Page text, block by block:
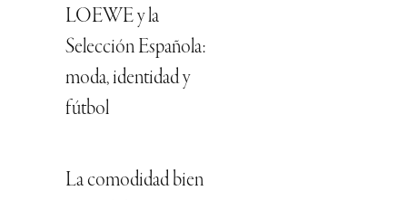
LOEWE y la
Selección Española:
moda, identidad y
fútbol
La comodidad bien